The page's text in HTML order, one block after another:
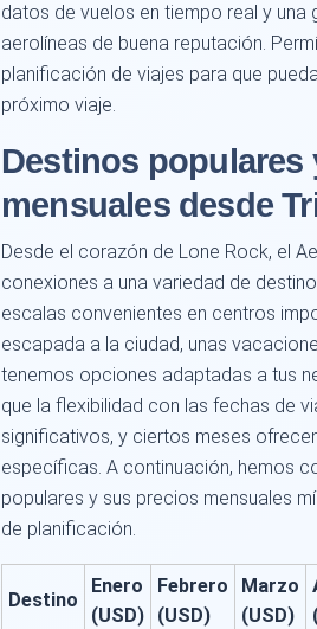
datos de vuelos en tiempo real y
aerolíneas de buena reputación.
planificación de viajes para que
próximo viaje.
Destinos
mensuales desde
Desde el corazón de Lone Rock, el
conexiones a una variedad de
escalas convenientes en centros
escapada a la ciudad, unas
tenemos opciones adaptadas a tus
que la flexibilidad con las fechas de
significativos, y ciertos meses
específicas. A continuación, hemos
populares y sus precios mensuales
de planificación.
Destino
Enero
(USD)
Febrero
(USD)
Marzo
(USD)